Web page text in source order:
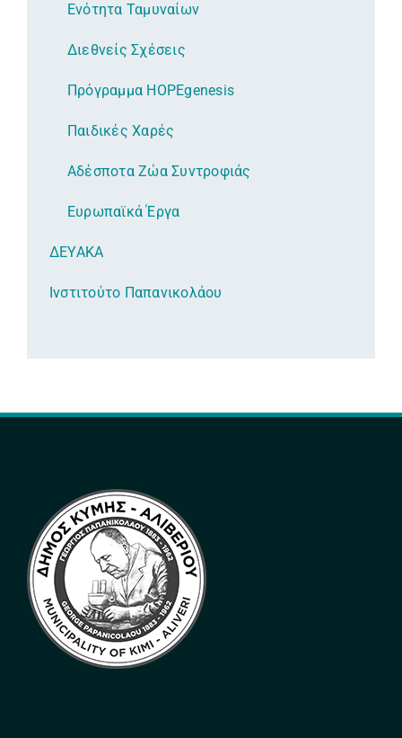
Ενότητα Ταμυναίων
Διεθνείς Σχέσεις
Πρόγραμμα HOPEgenesis
Παιδικές Χαρές
Αδέσποτα Ζώα Συντροφιάς
Ευρωπαϊκά Έργα
ΔΕΥΑΚΑ
Ινστιτούτο Παπανικολάου